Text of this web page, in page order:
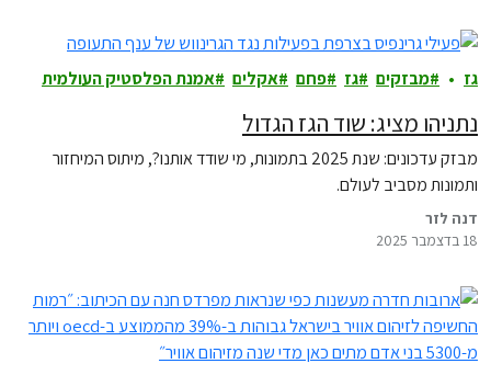
גז מבזקים גז פחם אקלים אמנת הפלסטיק העולמית
נתניהו מציג: שוד הגז הגדול
מבזק עדכונים: שנת 2025 בתמונות, מי שודד אותנו?, מיתוס המיחזור
ותמונות מסביב לעולם.
דנה לזר
18 בדצמבר 2025